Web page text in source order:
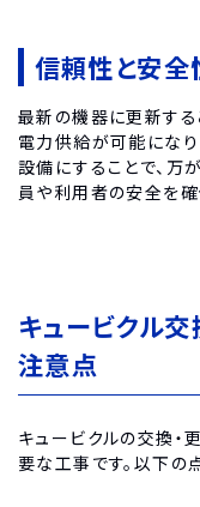
信頼性と安
最新の機器に更新する
電力供給が可能になり
設備にすることで、万
員や利用者の安全を確
キュービクル
注意点
キュービクルの交換
要な工事です。以下の